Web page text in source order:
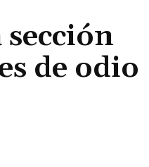
de odio